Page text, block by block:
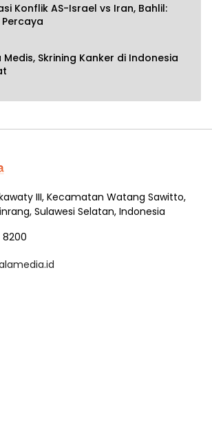
Konflik AS-Israel vs Iran, Bahlil:
Medis, Skrining Kanker di Indonesia
III, Kecamatan Watang Sawitto,
Sulawesi Selatan, Indonesia
8200